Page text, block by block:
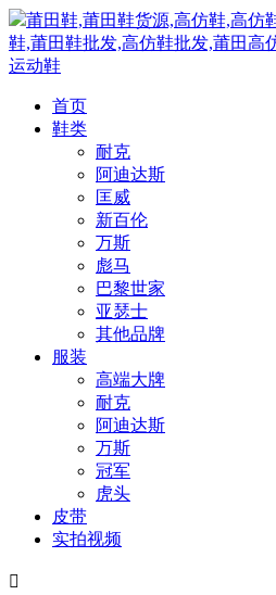
莆田鞋,莆田鞋货源,高仿鞋,高仿
鞋,莆田鞋批发,高仿鞋批发,莆田高
运动鞋
首页
鞋类
耐克
阿迪达斯
匡威
新百伦
万斯
彪马
巴黎世家
亚瑟士
其他品牌
服装
高端大牌
耐克
阿迪达斯
万斯
冠军
虎头
皮带
实拍视频
